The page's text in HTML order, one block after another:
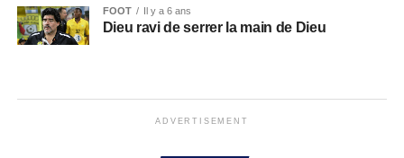
FOOT Il y a 6 ans
Dieu ravi de serrer la main de Dieu
ADVERTISEMENT